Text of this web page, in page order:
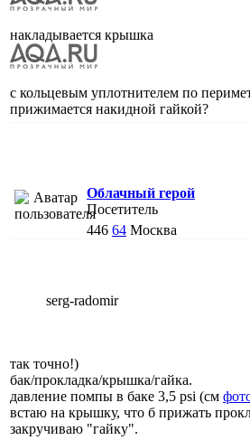
накладывается крышка
с кольцевым уплотнителем по
прижимается накидной гайкой?
Облачный герой
Посетитель
446 64 Москва
serg-radomir
так точно!)
бак/прокладка/крышка/гайка.
давление помпы в баке 3,5 psi (см
встаю на крышку, что б прижать
закручиваю "гайку".